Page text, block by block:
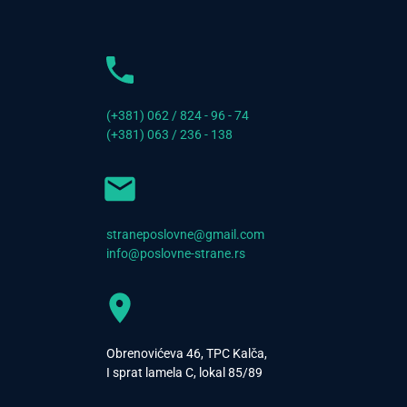
(+381) 062 / 824 - 96 - 74
(+381) 063 / 236 - 138
straneposlovne@gmail.com
info@poslovne-strane.rs
Obrenovićeva 46, TPC Kalča,
I sprat lamela C, lokal 85/89